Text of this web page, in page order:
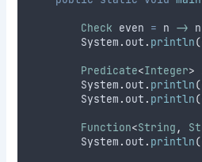
Check even = n ->
System . out . println(
Predicate<Integer>
System . out . println(
System . out . println(
Function<String ,
System . out . println(